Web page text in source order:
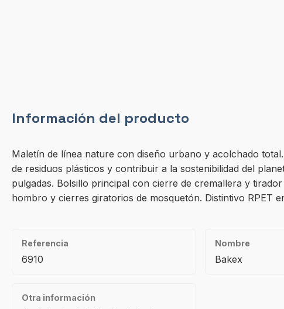
Información del producto
Maletín de línea nature con diseño urbano y acolchado
de residuos plásticos y contribuir a la sostenibilidad del
pulgadas. Bolsillo principal con cierre de cremallera y
hombro y cierres giratorios de mosquetón. Distintivo RPET
Referencia
6910
Nombre
Bakex
Otra información